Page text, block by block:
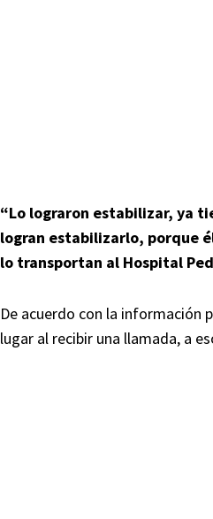
“Lo lograron estabilizar, ya
logran estabilizarlo, porque
lo transportan al Hospital
De acuerdo con la información
lugar al recibir una llamada, a